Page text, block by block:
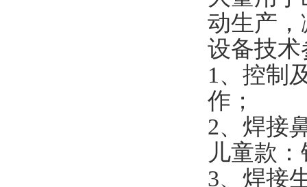
动生产
设备技术
1、控制
作；
2、焊接
儿童款
3、焊接